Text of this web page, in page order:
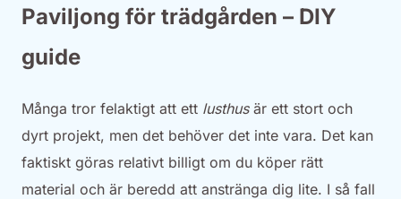
Paviljong för trädgården – DIY
guide
Många tror felaktigt att ett lusthusär ett stort och
dyrt projekt, men det behöver det inte vara. Det kan
faktiskt göras relativt billigt om du köper rätt
material och är beredd att anstränga dig lite. I så fall